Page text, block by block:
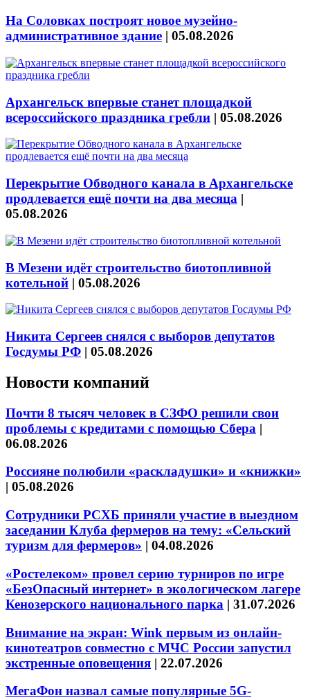
На Соловках построят новое музейно-
административное здание | 05.08.2026
Архангельск впервые станет площадкой
всероссийского праздника гребли | 05.08.2026
Перекрытие Обводного канала в Архангельске
продлевается ещё почти на два месяца |
05.08.2026
В Мезени идёт строительство биотопливной
котельной | 05.08.2026
Никита Сергеев снялся с выборов депутатов
Госдумы РФ | 05.08.2026
Новости компаний
Почти 8 тысяч человек в СЗФО решили свои
проблемы с кредитами с помощью Сбера |
06.08.2026
Россияне полюбили «раскладушки» и «книжки»
| 05.08.2026
Сотрудники РСХБ приняли участие в выездном
заседании Клуба фермеров на тему: «Сельский
туризм для фермеров» | 04.08.2026
«Ростелеком» провел серию турниров по игре
«БезОпасный интернет» в экологическом лагере
Кенозерского национального парка | 31.07.2026
Внимание на экран: Wink первым из онлайн-
кинотеатров совместно с МЧС России запустил
экстренные оповещения | 22.07.2026
МегаФон назвал самые популярные 5G-